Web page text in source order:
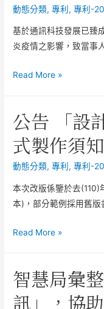
動態分類,專利 ,專利-
基於通訊科技發展已臻
炎疫情之影響，致當事
Read More »
公告 「設
式製作須
動態分類,專利 ,專利-
本次改版係鑒於去(110)
本)，部分範例採用舊
Read More »
智慧局彙
訊」，協